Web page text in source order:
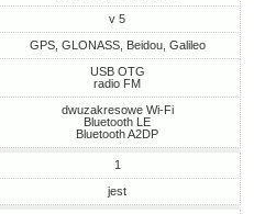
v 5
GPS, GLONASS, Beidou, Galileo
USB OTG
radio FM
dwuzakresowe Wi-Fi
Bluetooth LE
Bluetooth A2DP
1
jest